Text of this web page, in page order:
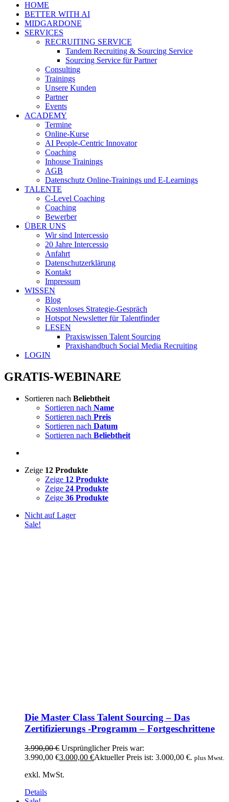
HOME
BETTER WITH AI
MIDGARDONE
SERVICES
RECRUITING SERVICE
Tandem Recruiting & Sourcing Service
Sourcing Service für Partner
Consulting
Trainings
Unsere Kunden
Partner
Events
ACADEMY
Termine
Online-Kurse
AI People-Centric Innovator
Coaching
Inhouse Trainings
AGB
Datenschutz Online-Trainings und E-Learnings
TALENTE
C-Level Coaching
Coaching
Bewerber
ÜBER UNS
Wir sind Intercessio
20 Jahre Intercessio
Anfahrt
Datenschutzerklärung
Kontakt
Impressum
WISSEN
Blog
Kostenloses Strategie-Gespräch
Hotspot Newsletter für Talentfinder
LESEN
Praxiswissen Talent Sourcing
Praxishandbuch Social Media Recruiting
LOGIN
GRATIS-WEBINARE
Sortieren nach Beliebtheit
Sortieren nach Name
Sortieren nach Preis
Sortieren nach Datum
Sortieren nach Beliebtheit
Zeige 12 Produkte
Zeige 12 Produkte
Zeige 24 Produkte
Zeige 36 Produkte
Nicht auf Lager
Sale!
Die Master Class Talent Sourcing – Das
Zertifizierungs -Programm – Fortgeschrittene
3.990,00€ Ursprünglicher Preis war:
3.990,00 €3.000,00 €Aktueller Preis ist: 3.000,00 €. plus Mwst.
exkl. MwSt.
Details